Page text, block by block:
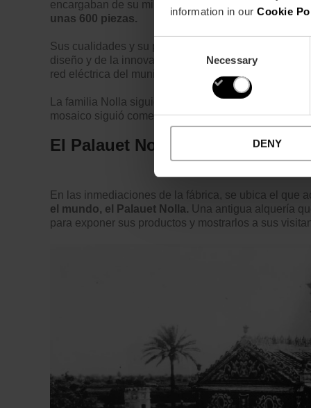
information in our Cookie
Consent
Necessary
DENY
encargaban de su minuciosa colocación durante
unas 600 piezas.
Sus cualidades y su producción supusieron una
diseño y de la innovación industria. De hecho, su
red eléctrica del municipio.
La familia Nolla siguió al frente del negocio hasta
mosaico siguió comercializándose hasta la década
El Palauet Nolla
En las inmediaciones de la fábrica, se ubica el que
el mundo, el Palauet Nolla. Una antigua alquería
para exponer sus productos y mostrarlos a sus